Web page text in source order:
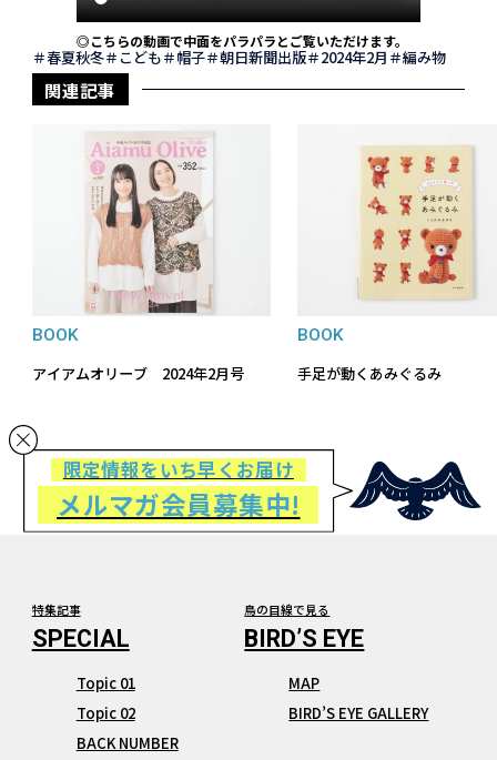
◎こちらの動画で中面をパラパラとご覧いただけます。
春夏秋冬 こども 帽子 朝日新聞出版 2024年2月 編み物
関連記事
BOOK
アイアムオリーブ 2024年2月号
BOOK
手足が動くあみぐるみ
限定情報をいち早くお届け
メルマガ会員募集中!
特集記事
Topic 01
Topic 02
BACK NUMBER
鳥の目線で見る
MAP
BIRD’S EYE GALLERY